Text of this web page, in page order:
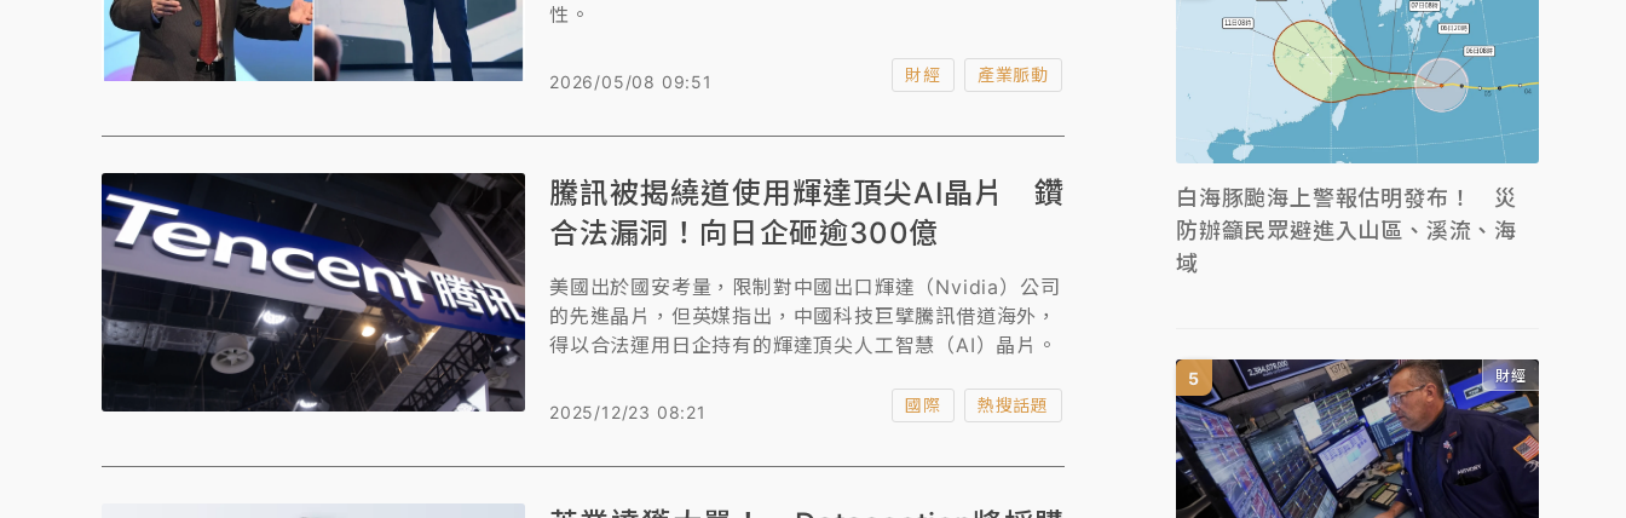
性。
2026/05/08 09:51 財經 產業脈動
騰訊被揭繞道使用輝達頂尖AI晶片 鑽
合法漏洞！向日企砸逾300億
美國出於國安考量，限制對中國出口輝達（Nvidia）公司
的先進晶片，但英媒指出，中國科技巨擘騰訊借道海外，
得以合法運用日企持有的輝達頂尖人工智慧（AI）晶片。
2025/12/23 08:21 國際 熱搜話題
白海豚颱海上警報估明發布！ 災
防辦籲民眾避進入山區、溪流、海
域
財經